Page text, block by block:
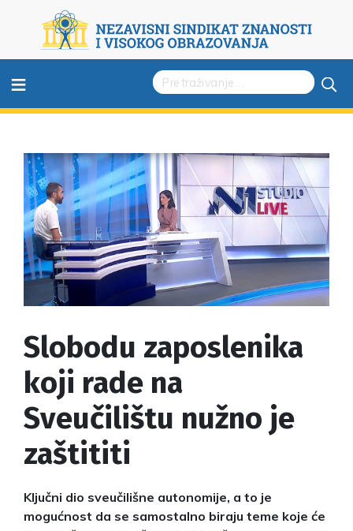
≡
Slobodu zaposlenika
koji rade na
Sveučilištu nužno je
zaštititi
Ključni dio sveučilišne autonomije, a to je
mogućnost da se samostalno biraju teme koje će